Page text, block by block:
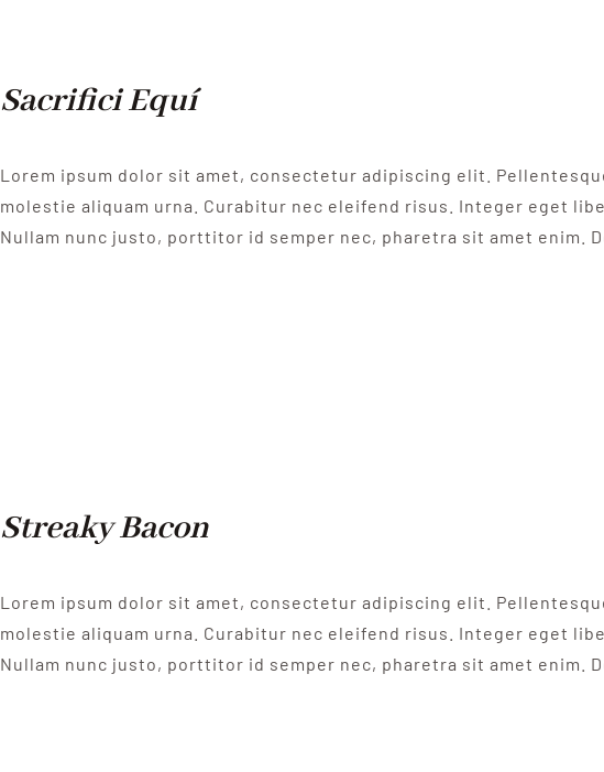
Sacrifici Equí
Lorem ipsum dolor sit amet, consectetur adipiscing elit.
molestie aliquam urna. Curabitur nec eleifend risus. Integer eget
Nullam nunc justo, porttitor id semper nec, pharetra sit amet enim.
Streaky Bacon
Lorem ipsum dolor sit amet, consectetur adipiscing elit.
molestie aliquam urna. Curabitur nec eleifend risus. Integer eget
Nullam nunc justo, porttitor id semper nec, pharetra sit amet enim.